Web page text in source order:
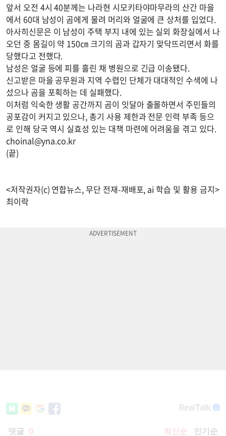
앞서 오전 4시 40분께는 나라현 시모키타야마무라의 산간 마을
에서 60대 남성이 곰에게 물려 머리와 얼굴에 큰 상처를 입었다.
아사히신문은 이 남성이 주택 부지 내에 있는 실외 화장실에서 나
오던 중 몸길이 약 150㎝ 크기의 곰과 갑자기 맞닥뜨리면서 화를
당했다고 전했다.
남성은 얼굴 등에 피를 흘린 채 병원으로 긴급 이송됐다.
신고받은 마을 공무원과 지역 수렵인 단체가 대대적인 수색에 나
섰으나 곰을 포획하는 데 실패했다.
이처럼 익숙한 생활 공간까지 곰이 잇달아 출몰하면서 주민들의
공포감이 커지고 있으나, 총기 사용 제한과 전문 인력 부족 등으
로 인해 당국 역시 실효성 있는 대책 마련에 어려움을 겪고 있다.
choinal@yna.co.kr
(끝)
<저작권자(c) 연합뉴스, 무단 전재-재배포, ai 학습 및 활용 금지>
최이락